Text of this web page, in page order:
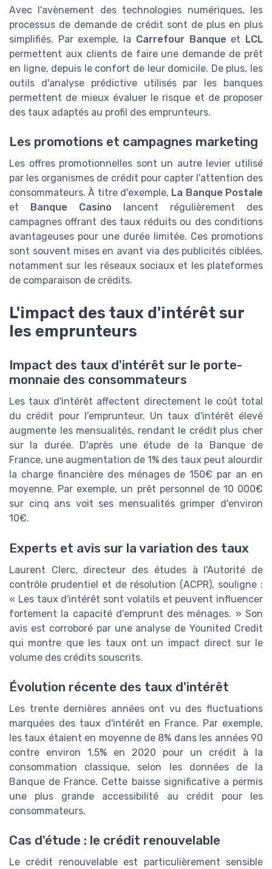
Avec l'avènement des technologies numériques, les
processus de demande de crédit sont de plus en plus
simplifiés. Par exemple, la Carrefour Banque et LCL
permettent aux clients de faire une demande de prêt
en ligne, depuis le confort de leur domicile. De plus, les
outils d'analyse prédictive utilisés par les banques
permettent de mieux évaluer le risque et de proposer
des taux adaptés au profil des emprunteurs.
Les promotions et campagnes marketing
Les offres promotionnelles sont un autre levier utilisé
par les organismes de crédit pour capter l'attention des
consommateurs. À titre d'exemple, La Banque Postale
et Banque Casino lancent régulièrement des
campagnes offrant des taux réduits ou des conditions
avantageuses pour une durée limitée. Ces promotions
sont souvent mises en avant via des publicités ciblées,
notamment sur les réseaux sociaux et les plateformes
de comparaison de crédits.
L'impact des taux d'intérêt sur
les emprunteurs
Impact des taux d'intérêt sur le porte-
monnaie des consommateurs
Les taux d'intérêt affectent directement le coût total
du crédit pour l'emprunteur. Un taux d'intérêt élevé
augmente les mensualités, rendant le crédit plus cher
sur la durée. D'après une étude de la Banque de
France, une augmentation de 1% des taux peut alourdir
la charge financière des ménages de 150€ par an en
moyenne. Par exemple, un prêt personnel de 10 000€
sur cinq ans voit ses mensualités grimper d'environ
10€.
Experts et avis sur la variation des taux
Laurent Clerc, directeur des études à l'Autorité de
contrôle prudentiel et de résolution (ACPR), souligne :
« Les taux d'intérêt sont volatils et peuvent influencer
fortement la capacité d'emprunt des ménages. » Son
avis est corroboré par une analyse de Younited Credit
qui montre que les taux ont un impact direct sur le
volume des crédits souscrits.
Évolution récente des taux d'intérêt
Les trente dernières années ont vu des fluctuations
marquées des taux d'intérêt en France. Par exemple,
les taux étaient en moyenne de 8% dans les années 90
contre environ 1,5% en 2020 pour un crédit à la
consommation classique, selon les données de la
Banque de France. Cette baisse significative a permis
une plus grande accessibilité au crédit pour les
consommateurs.
Cas d'étude : le crédit renouvelable
Le crédit renouvelable est particulièrement sensible